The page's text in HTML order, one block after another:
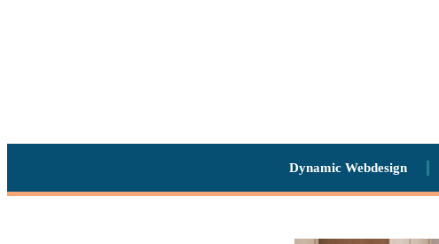
Dynamic Webdesign